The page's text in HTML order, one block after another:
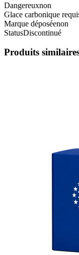
Dangereuxnon
Glace carbonique
Marque déposéenon
StatusDiscontinué
Produits